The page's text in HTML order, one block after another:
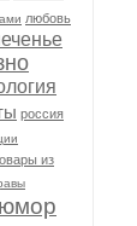
любовь
россия
из
юмор